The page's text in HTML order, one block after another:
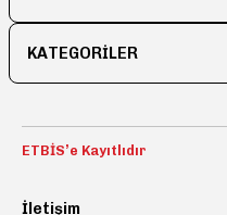
KATEGORİLER
ETBİS’e Kayıtlıdır
İletişim